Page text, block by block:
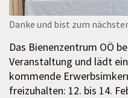
Danke und bist zum
Das Bienenzentrum OÖ
Veranstaltung und lädt
kommende
freizuhalten: 12. bis 14.